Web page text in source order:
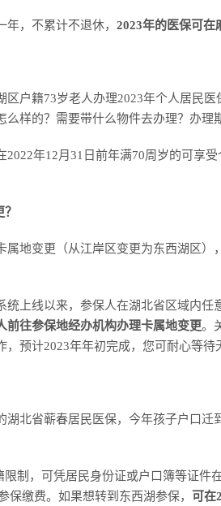
，不累计不退休， 2023年的医保可在
区户籍73岁老人办理2023年个人居民医
样的？需要带什么物件去办理？办理
年12月31日前年满70周岁的可享受
属地变更（从江岸区变更为东西湖区
统上线以来，参保人在湖北省区域内任
前往参保地经办机构办理卡属地变更。
预计2023年年初完成，您可耐心等待
湖北省蕲春居民医保，今年孩子户口
制，可凭居民身份证或户口簿等证件
保缴费。如果想转到东西湖参保，
可在